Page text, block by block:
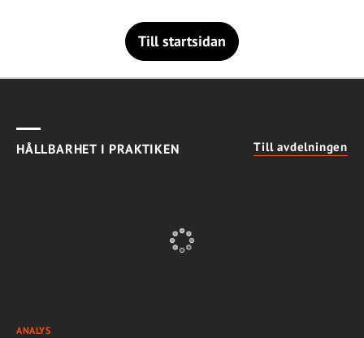
Till startsidan
HÅLLBARHET I PRAKTIKEN Till avdelningen
ANALYS